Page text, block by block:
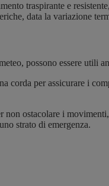
traspirante e
data la variazione
possono essere utili
corda per assicurare i
non ostacolare i
strato di emergenza.